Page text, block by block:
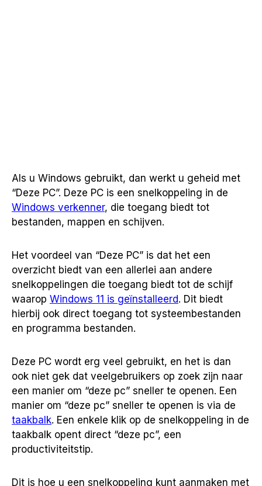
Als u Windows gebruikt, dan werkt u geheid met
“Deze PC”. Deze PC is een snelkoppeling in de
Windows verkenner, die toegang biedt tot
bestanden, mappen en schijven.
Het voordeel van “Deze PC” is dat het een
overzicht biedt van een allerlei aan andere
snelkoppelingen die toegang biedt tot de schijf
waarop Windows 11 is geïnstalleerd. Dit biedt
hierbij ook direct toegang tot systeembestanden
en programma bestanden.
Deze PC wordt erg veel gebruikt, en het is dan
ook niet gek dat veelgebruikers op zoek zijn naar
een manier om “deze pc” sneller te openen. Een
manier om “deze pc” sneller te openen is via de
taakbalk. Een enkele klik op de snelkoppeling in de
taakbalk opent direct “deze pc”, een
productiviteitstip.
Dit is hoe u een snelkoppeling kunt aanmaken met